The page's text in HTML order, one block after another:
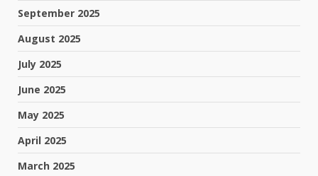
September 2025
August 2025
July 2025
June 2025
May 2025
April 2025
March 2025